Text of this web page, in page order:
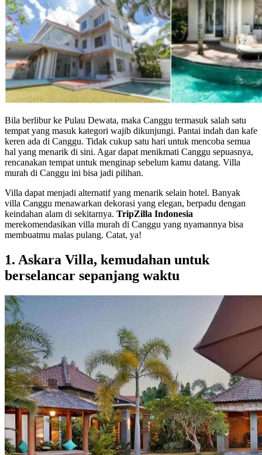
Bila berlibur ke Pulau Dewata, maka Canggu termasuk salah satu
tempat yang masuk kategori wajib dikunjungi. Pantai indah dan kafe
keren ada di Canggu. Tidak cukup satu hari untuk mencoba semua
hal yang menarik di sini. Agar dapat menikmati Canggu sepuasnya,
rencanakan tempat untuk menginap sebelum kamu datang. Villa
murah di Canggu ini bisa jadi pilihan.
Villa dapat menjadi alternatif yang menarik selain hotel. Banyak
villa Canggu menawarkan dekorasi yang elegan, berpadu dengan
keindahan alam di sekitarnya. TripZilla Indonesia
merekomendasikan villa murah di Canggu yang nyamannya bisa
membuatmu malas pulang. Catat, ya!
1. Askara Villa, kemudahan untuk
berselancar sepanjang waktu